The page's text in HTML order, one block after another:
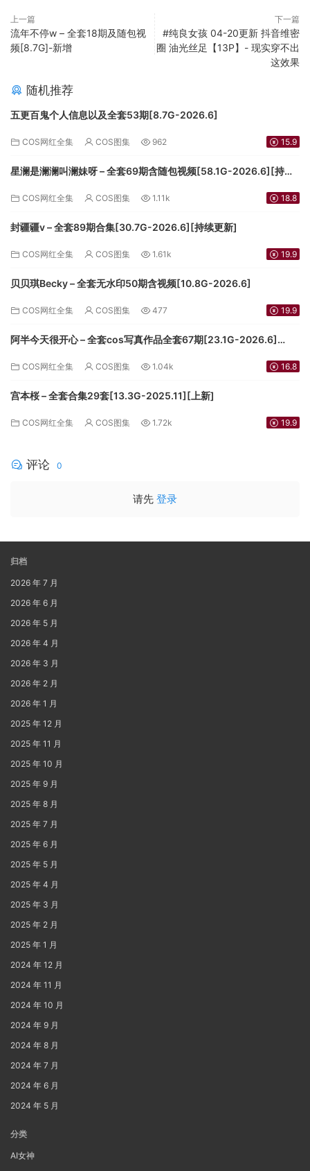
上一篇
流年不停w – 全套18期及随包视
频[8.7G]-新增
下一篇
#纯良女孩 04-20更新 抖音维密
圈 油光丝足【13P】- 现实穿不出
这效果
随机推荐
五更百鬼个人信息以及全套53期[8.7G-2026.6]
COS网红全集 COS图集 962 15.9
星澜是澜澜叫澜妹呀 – 全套69期含随包视频[58.1G-2026.6][持续
COS网红全集 COS图集 1.11k 18.8
封疆疆v – 全套89期合集[30.7G-2026.6][持续更新]
COS网红全集 COS图集 1.61k 19.9
贝贝琪Becky – 全套无水印50期含视频[10.8G-2026.6]
COS网红全集 COS图集 477 19.9
阿半今天很开心 – 全套cos写真作品全套67期[23.1G-2026.6]
COS网红全集 COS图集 1.04k 16.8
宫本桜 – 全套合集29套[13.3G-2025.11][上新]
COS网红全集 COS图集 1.72k 19.9
评论 0
请先 登录
归档
2026 年 7 月
2026 年 6 月
2026 年 5 月
2026 年 4 月
2026 年 3 月
2026 年 2 月
2026 年 1 月
2025 年 12 月
2025 年 11 月
2025 年 10 月
2025 年 9 月
2025 年 8 月
2025 年 7 月
2025 年 6 月
2025 年 5 月
2025 年 4 月
2025 年 3 月
2025 年 2 月
2025 年 1 月
2024 年 12 月
2024 年 11 月
2024 年 10 月
2024 年 9 月
2024 年 8 月
2024 年 7 月
2024 年 6 月
2024 年 5 月
分类
AI女神